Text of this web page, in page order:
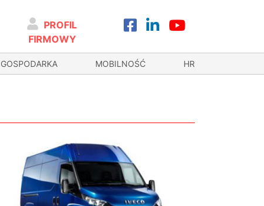
PROFIL
FIRMOWY
GOSPODARKA MOBILNOŚĆ HR